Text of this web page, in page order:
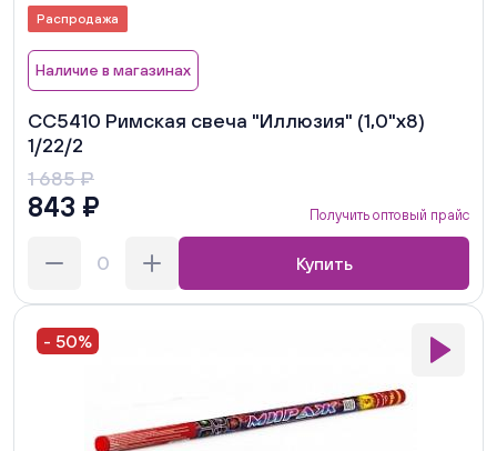
Распродажа
Наличие в магазинах
СС5410 Римская свеча "Иллюзия" (1,0"х8)
1/22/2
843 ₽
1 685 ₽
Получить оптовый прайс
Купить
- 50%